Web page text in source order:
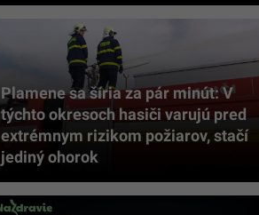
Plamene sa šíria za pár minút: V
týchto okresoch hasiči varujú pred
extrémnym rizikom požiarov, stačí
jediný ohorok